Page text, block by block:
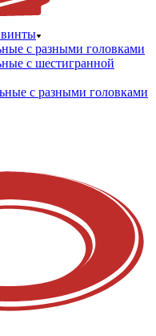
с разными головками
с шестигранной
с разными головками